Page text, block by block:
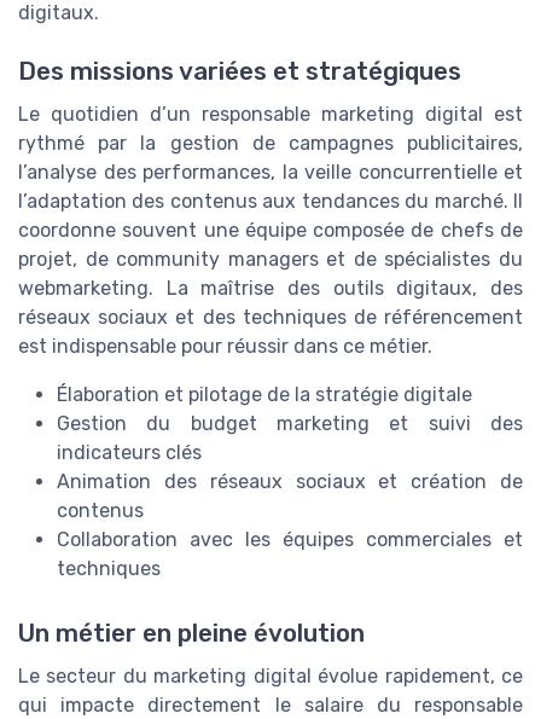
digitaux.
Des missions variées et stratégiques
Le quotidien d’un responsable marketing digital est
rythmé par la gestion de campagnes publicitaires,
l’analyse des performances, la veille concurrentielle et
l’adaptation des contenus aux tendances du marché. Il
coordonne souvent une équipe composée de chefs de
projet, de community managers et de spécialistes du
webmarketing. La maîtrise des outils digitaux, des
réseaux sociaux et des techniques de référencement
est indispensable pour réussir dans ce métier.
Élaboration et pilotage de la stratégie digitale
Gestion du budget marketing et suivi des
indicateurs clés
Animation des réseaux sociaux et création de
contenus
Collaboration avec les équipes commerciales et
techniques
Un métier en pleine évolution
Le secteur du marketing digital évolue rapidement, ce
qui impacte directement le salaire du responsable